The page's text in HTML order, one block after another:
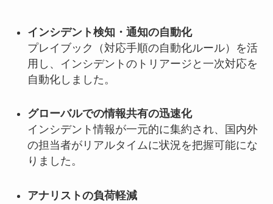
インシデント検知・通知の自動化
プレイブック（対応手順の自動化ルール）を活
用し、インシデントのトリアージと一次対応を
自動化しました。
グローバルでの情報共有の迅速化
インシデント情報が一元的に集約され、国内外
の担当者がリアルタイムに状況を把握可能にな
りました。
アナリストの負荷軽減